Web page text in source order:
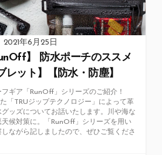
2021年6月25日
】 防水ポーチのススメ
レット】【防水・防塵】
ギア「RunOff」シリーズのご紹介！
「TRUジップテクノロジー」によって革
ッズについてお話いたします。川や海な
天候対策に。「RunOff」シリーズを用い
ながら記しましたので、ぜひご覧くださ